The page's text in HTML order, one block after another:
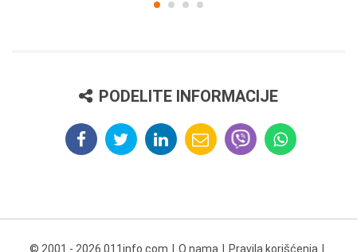
PODELITE INFORMACIJE
© 2001 - 2026 011info.com O nama Pravila korišćenja